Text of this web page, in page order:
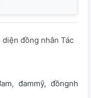
đồng nhân Tác
đammỹ đồngnhân